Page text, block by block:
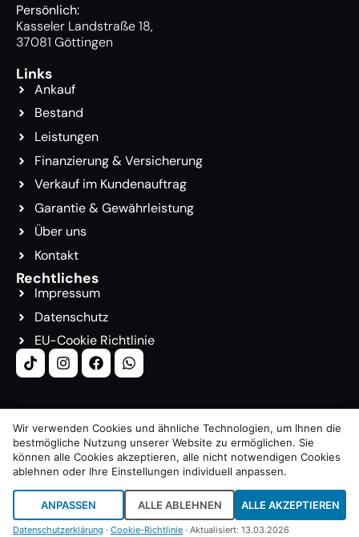
Persönlich:
Kasseler Landstraße 18,
37081 Göttingen
Links
Ankauf
Bestand
Leistungen
Finanzierung & Versicherung
Verkauf im Kundenauftrag
Garantie & Gewährleistung
Über uns
Kontakt
Rechtliches
Impressum
Datenschutz
EU-Cookie Richtlinie
© 2026. Alle Rechte Vorbehalten.
Webseite: cardad.de
Wir verwenden Cookies und ähnliche Technologien, um Ihnen die
bestmögliche Nutzung unserer Website zu ermöglichen. Sie
können alle Cookies akzeptieren, alle nicht notwendigen Cookies
ablehnen oder Ihre Einstellungen individuell anpassen.
ANPASSEN ALLE ABLEHNEN ALLE AKZEPTIEREN
Datenschutzerklärung · Cookie-Richtlinie · Aktualisiert: 13.03.2026
Cookie-Einstellungen